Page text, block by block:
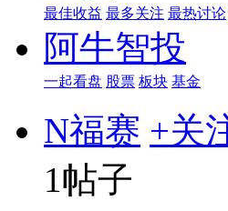
最佳收益 最多关注 最热讨论
阿牛智投
一起看盘 股票 板块 基金
N福赛 +关
1帖子